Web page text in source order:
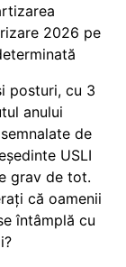
2026 pe
posturi, cu 3
anului
de
USLI
grav de tot.
că oamenii
întâmplă cu